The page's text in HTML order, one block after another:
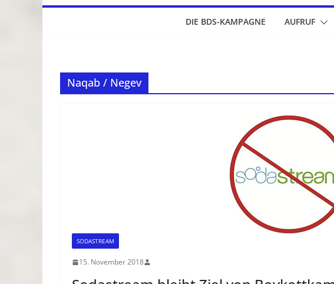
DIE BDS-KAMPAGNE AUFRUF
Naqab / Negev
SODASTREAM
15. November 2018